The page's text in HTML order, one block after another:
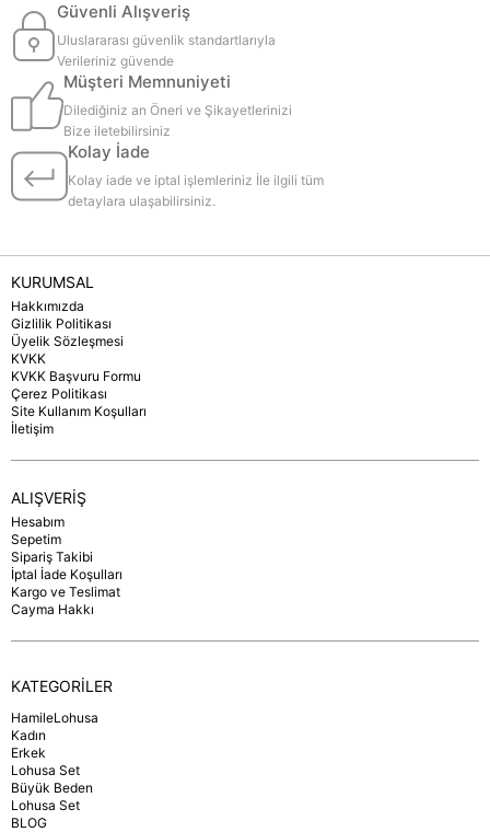
Güvenli Alışveriş
Uluslararası güvenlik standartlarıyla
Verileriniz güvende
Müşteri Memnuniyeti
Dilediğiniz an Öneri ve Şikayetlerinizi
Bize iletebilirsiniz
Kolay İade
Kolay iade ve iptal işlemleriniz İle ilgili tüm
detaylara ulaşabilirsiniz.
KURUMSAL
Hakkımızda
Gizlilik Politikası
Üyelik Sözleşmesi
KVKK
KVKK Başvuru Formu
Çerez Politikası
Site Kullanım Koşulları
İletişim
ALIŞVERİŞ
Hesabım
Sepetim
Sipariş Takibi
İptal İade Koşulları
Kargo ve Teslimat
Cayma Hakkı
KATEGORİLER
HamileLohusa
Kadın
Erkek
Lohusa Set
Büyük Beden
Lohusa Set
BLOG